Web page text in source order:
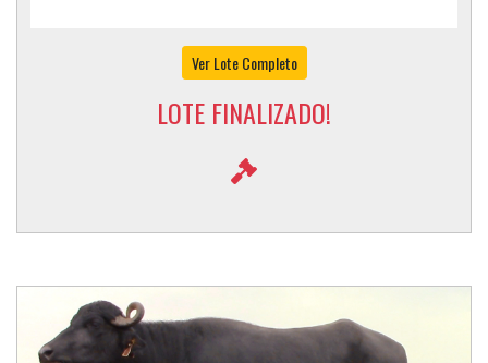
Ver Lote Completo
LOTE FINALIZADO!